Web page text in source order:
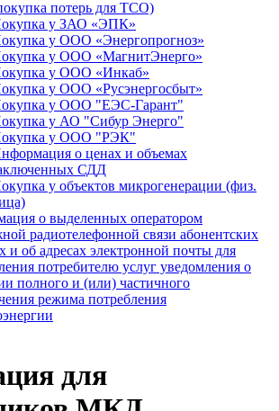
потерь для ТСО)
у ЗАО «ЭПК»
у ООО «Энергопрогноз»
у ООО «МагнитЭнерго»
у ООО «Инкаб»
у ООО «Русэнергосбыт»
у ООО "ЕЭС-Гарант"
у АО "Сибур Энерго"
у ООО "РЭК"
о ценах и объемах
СДД
у объектов микрогенерации (физ.
о выделенных оператором
радиотелефонной связи абонентских
и об адресах электронной почты для
потребителю услуг уведомления о
полного и (или) частичного
режима потребления
для